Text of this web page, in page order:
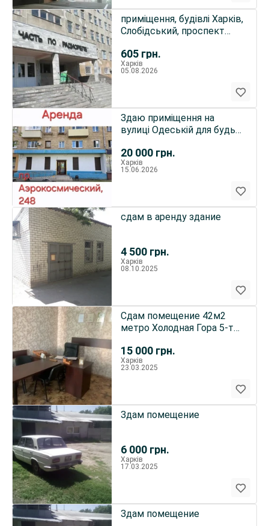
605 грн.
приміщення, будівлі Харків,
Слобідський, проспект
Харків
05.08.2026
20 000 грн.
Здаю приміщення на
вулиці Одеській для будь-
Харків
15.06.2026
4 500 грн.
сдам в аренду здание
Харків
08.10.2025
15 000 грн.
Сдам помещение 42м2
метро Холодная Гора 5-ть
Харків
23.03.2025
6 000 грн.
Здам помещение
Харків
17.03.2025
Здам помещение